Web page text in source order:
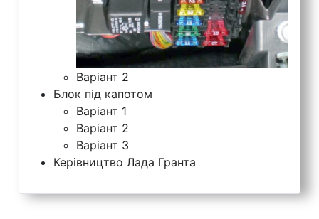
Варіант 2
Блок під капотом
Варіант 1
Варіант 2
Варіант 3
Керівництво Лада Гранта